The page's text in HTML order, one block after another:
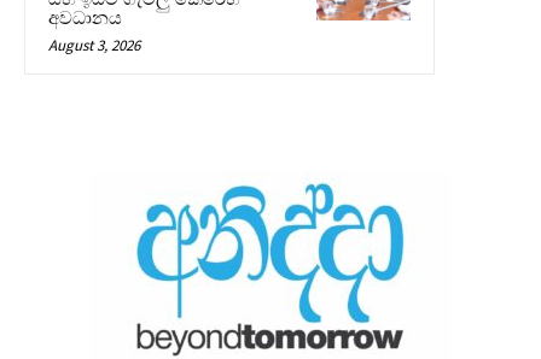
අවධානය
August 3, 2026